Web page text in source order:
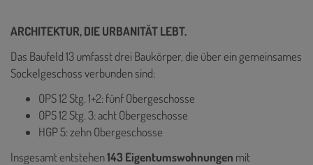
ARCHITEKTUR, DIE URBANITÄT LEBT.
Das Baufeld 13 umfasst drei Baukörper, die über ein gemeinsames
Sockelgeschoss verbunden sind:
OPS 12 Stg. 1+2: fünf Obergeschosse
OPS 12 Stg. 3: acht Obergeschosse
HGP 5: zehn Obergeschosse
Insgesamt entstehen143 Eigentumswohnungen mit